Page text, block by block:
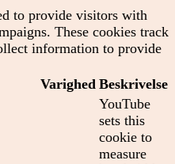
to provide visitors with
These cookies track
information to provide
Varighed Beskrivelse
YouTube
sets this
cookie to
measure